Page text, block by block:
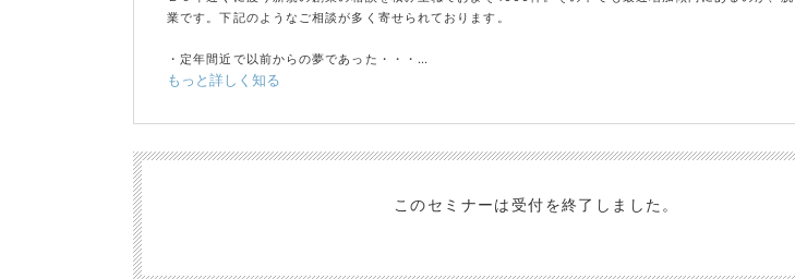
業です。下記のようなご相談が多く寄せられております。
・定年間近で以前からの夢であった・・・
・早期退職し、退職金を元手に充実した人生にしたい・・・
・趣味を仕事に・・・「未経験で現場経験はないけれど」
・看護士や教員を退職して以前からの夢であった
もっと詳しく知る
このセミナーは受付を終了しました。